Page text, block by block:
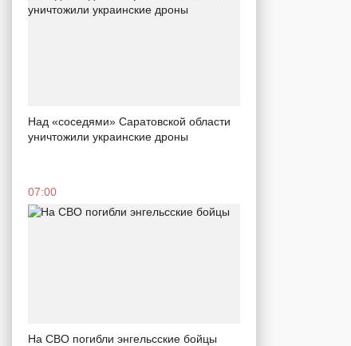
Над «соседями» Саратовской области
уничтожили украинские дроны
07:00
На СВО погибли энгельсские бойцы